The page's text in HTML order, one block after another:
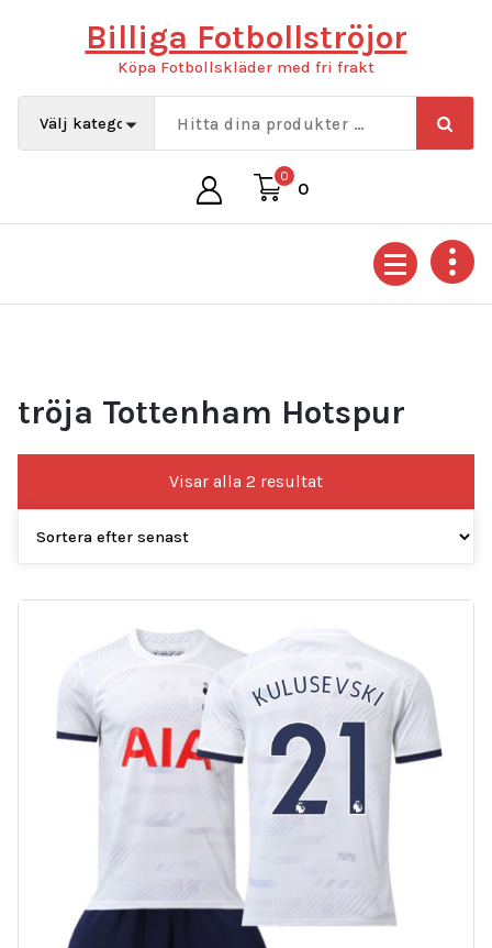
Billiga Fotbollströjor
Köpa Fotbollskläder med fri frakt
0
0
tröja Tottenham Hotspur
Visar alla 2 resultatSortera
efter